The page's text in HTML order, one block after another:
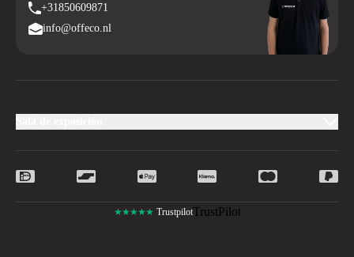
+31850609871
info@offeco.nl
★★★★★ TrustpilotTrustPilot